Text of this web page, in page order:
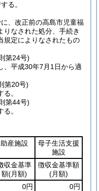
る。
、改正前の高島市児童福
りなされた処分、手続き
規定によりなされたもの
第24号)
、平成30年7月1日から適
第20号)
。
第44号)
。
助産施設
母子生活支援
施設
収金基準
額(月額)
徴収金基準額
(月額)
0円 0円